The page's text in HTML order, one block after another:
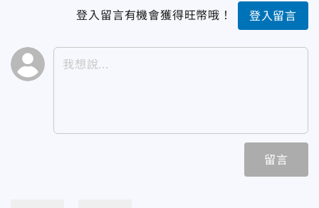
登入留言有機會獲得旺幣哦！ 登入留言
留言